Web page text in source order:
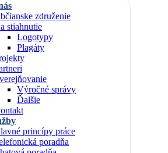
združenie
stiahnutie
Logotypy
Plagáty
Výročné správy
Ďalšie
princípy práce
poradňa